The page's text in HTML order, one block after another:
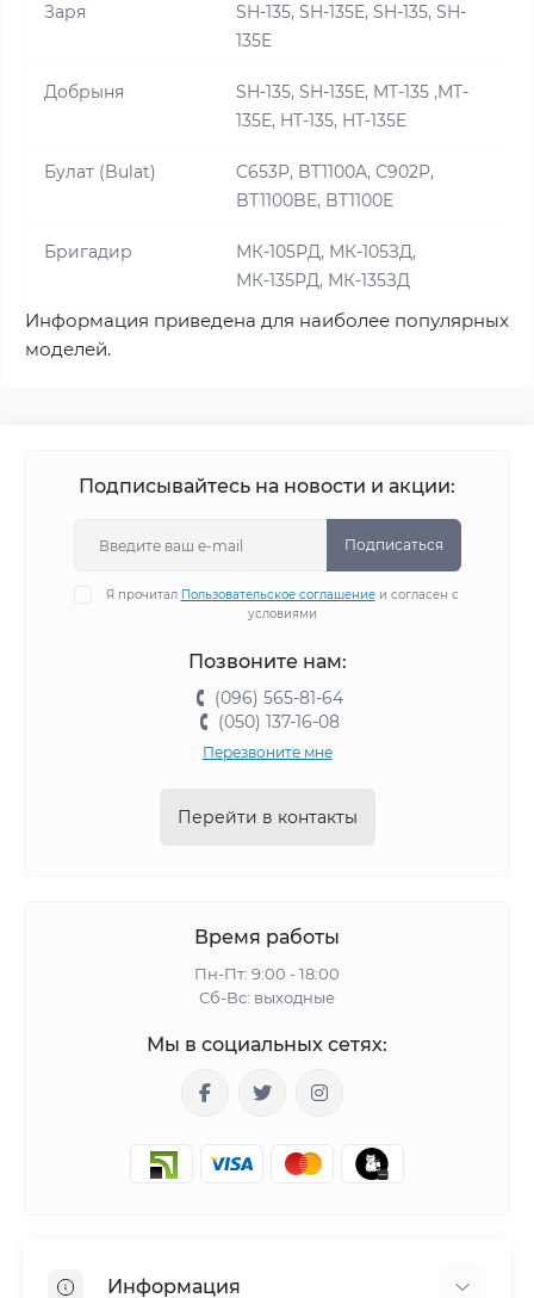
Заря
SH-135, SH-135E, SH-135, SH-
135E
Добрыня
SH-135, SH-135E, MT-135 ,MT-
135E, HT-135, HT-135E
Булат (Bulat)
C653P, BT1100A, C902P,
BT1100BE, BT1100E
Бригадир
МК-105РД, МК-105ЗД,
МК-135РД, МК-135ЗД
Информация приведена для наиболее популярных
моделей.
Подписывайтесь на новости и акции:
Подписаться
Я прочитал Пользовательское соглашениеи согласен с
условиями
Позвоните нам:
(096) 565-81-64
(050) 137-16-08
Перезвоните мне
Перейти в контакты
Время работы
Пн-Пт: 9:00 - 18:00
Сб-Вс: выходные
Мы в социальных сетях:
Информация